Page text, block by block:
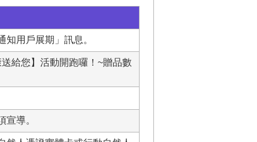
用戶展期」訊息。
給您】活動開跑囉！~贈品數
宣導。